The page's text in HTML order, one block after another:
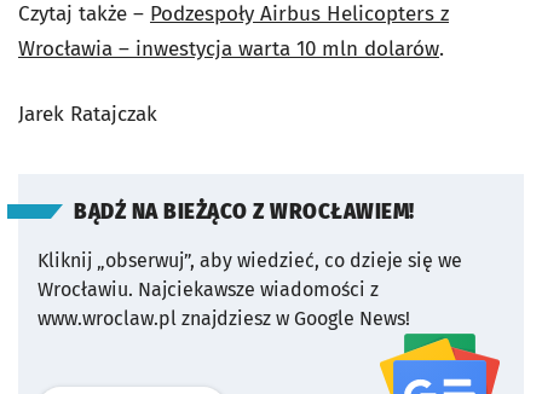
Czytaj także – Podzespoły Airbus Helicopters z
Wrocławia – inwestycja warta 10 mln dolarów.
Jarek Ratajczak
BĄDŹ NA BIEŻĄCO Z WROCŁAWIEM!
Kliknij „obserwuj”, aby wiedzieć, co dzieje się we
Wrocławiu. Najciekawsze wiadomości z
www.wroclaw.pl znajdziesz w Google News!